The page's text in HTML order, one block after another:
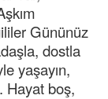
Gününüz
dostla
yaşayın,
Hayat boş,